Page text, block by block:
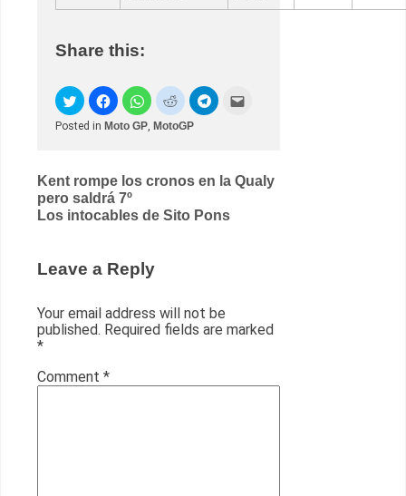
Share this:
Posted in Moto GP, MotoGP
Post
navigation
Kent rompe los cronos en la Qualy
pero saldrá 7º
Los intocables de Sito Pons
Leave a Reply
Your email address will not be
published. Required fields are marked
*
Comment *